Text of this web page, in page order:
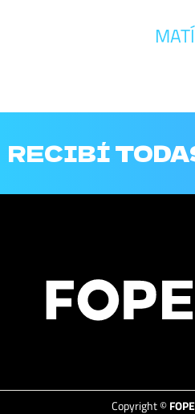
RECIBÍ
Copyright ©